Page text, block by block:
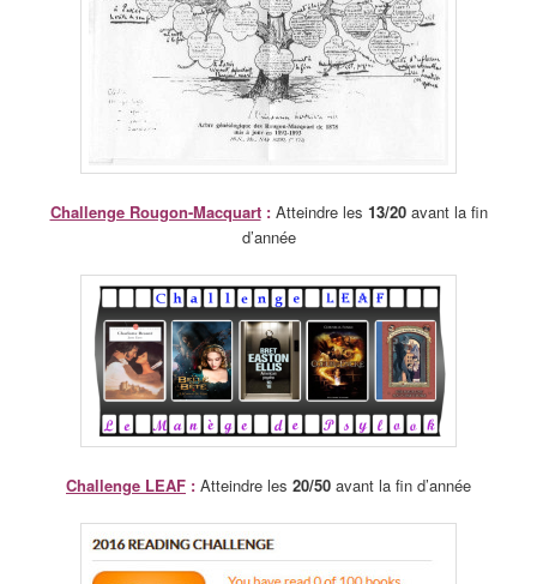
Challenge Rougon-Macquart:Atteindre les 13/20 avant la fin
d’année
Challenge LEAF : Atteindre les 20/50 avant la fin d’année